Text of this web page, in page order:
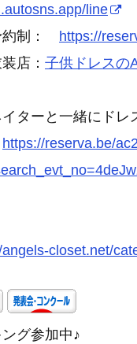
line
約制： https://
店： 子供ドレスの
ターと一緒にドレ
https://reserva.be/
closet.net/
グ参加中♪